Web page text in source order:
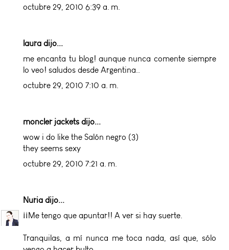
octubre 29, 2010 6:39 a. m.
laura dijo...
me encanta tu blog! aunque nunca comente siempre
lo veo! saludos desde Argentina..
octubre 29, 2010 7:10 a. m.
moncler jackets dijo...
wow i do like the Salón negro (3)
they seems sexy
octubre 29, 2010 7:21 a. m.
Nuria dijo...
¡¡Me tengo que apuntar!! A ver si hay suerte.
Tranquilas, a mí nunca me toca nada, así que, sólo